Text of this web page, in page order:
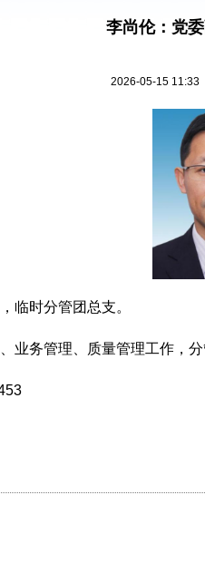
李尚伦：党
2026-05-15
时分管团总支。
务管理、质量管理工作，分